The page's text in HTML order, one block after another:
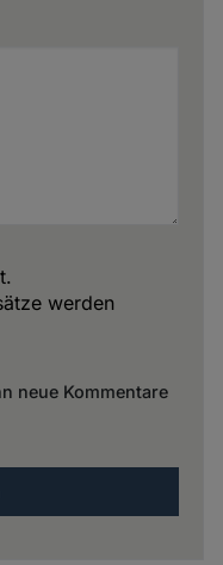
werden
neue Kommentare